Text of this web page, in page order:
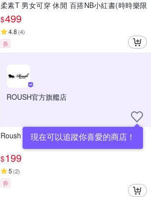
柔素T 男女可穿 休閒 百搭NB小紅書(時時樂限
定)
$499
4.8 (4)
券
ROUSH官方旗艦店
現在可以追蹤你喜愛的商店！
Roush 高磅數雲霧柔棉圓領TEE (710021)
$199
5 (2)
券